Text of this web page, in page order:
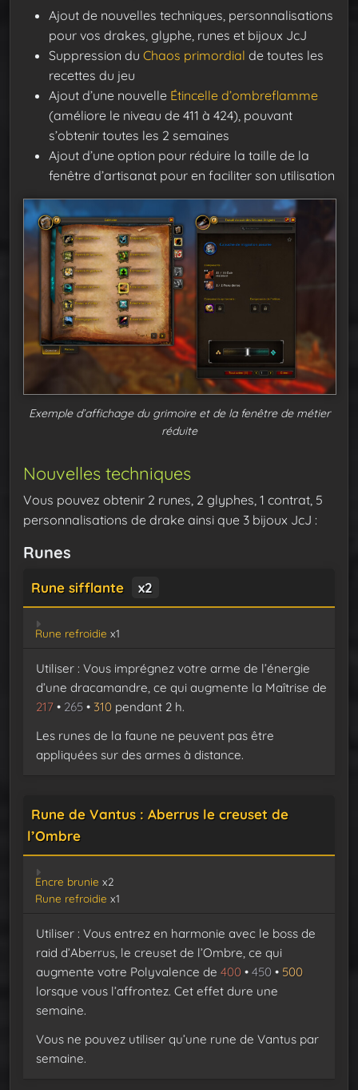
Ajout de nouvelles techniques, personnalisations
pour vos drakes, glyphe, runes et bijoux JcJ
Suppression du Chaos primordial de toutes les
recettes du jeu
Ajout d’une nouvelle Étincelle d’ombreflamme
(améliore le niveau de 411 à 424), pouvant
s’obtenir toutes les 2 semaines
Ajout d’une option pour réduire la taille de la
fenêtre d’artisanat pour en faciliter son utilisation
Exemple d’affichage du grimoire et de la fenêtre de métier
réduite
Nouvelles techniques
Vous pouvez obtenir 2 runes, 2 glyphes, 1 contrat, 5
personnalisations de drake ainsi que 3 bijoux JcJ :
Runes
Rune sifflante x2
Rune refroidie x1
Utiliser : Vous imprégnez votre arme de l’énergie
d’une dracamandre, ce qui augmente la Maîtrise de
217 • 265 • 310 pendant 2 h.
Les runes de la faune ne peuvent pas être
appliquées sur des armes à distance.
Rune de Vantus : Aberrus le creuset de
l’Ombre
Encre brunie x2
Rune refroidie x1
Utiliser : Vous entrez en harmonie avec le boss de
raid d’Aberrus, le creuset de l’Ombre, ce qui
augmente votre Polyvalence de 400 • 450 • 500
lorsque vous l’affrontez. Cet effet dure une
semaine.
Vous ne pouvez utiliser qu’une rune de Vantus par
semaine.